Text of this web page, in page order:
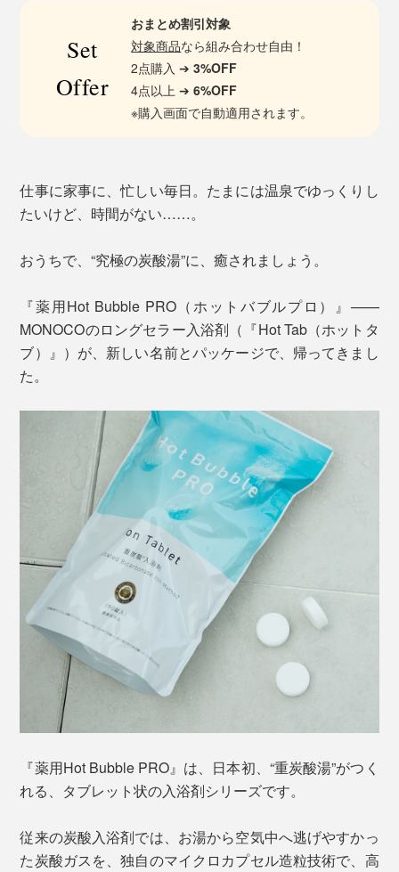
Set
Offer
おまとめ割引対象
対象商品なら組み合わせ自由！
2点購入 ➔3%OFF
4点以上 ➔6%OFF
※購入画面で自動適用されます。
仕事に家事に、忙しい毎日。たまには温泉でゆっくりし
たいけど、時間がない……。
おうちで、“究極の炭酸湯”に、癒されましょう。
『薬用Hot Bubble PRO（ホットバブルプロ）』——
MONOCOのロングセラー入浴剤（『Hot Tab（ホットタ
ブ）』）が、新しい名前とパッケージで、帰ってきまし
た。
『薬用Hot Bubble PRO』は、日本初、“重炭酸湯”がつく
れる、タブレット状の入浴剤シリーズです。
従来の炭酸入浴剤では、お湯から空気中へ逃げやすかっ
た炭酸ガスを、独自のマイクロカプセル造粒技術で、高